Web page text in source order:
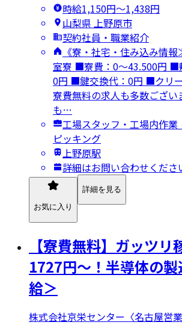
時給1,150円〜1,438円
山梨県 上野原市
契約社員・職業紹介
《寮・社宅・住み込み情
室寮 ■寮費：0～43.500円 ■
0円 ■鍵交換代：0円 ■クリ
寮費無料の求人も多数ござ
も…
工場スタッフ・工場内作業
ピッキング
上野原駅
詳細はお問い合わせくださ
お気に入り
詳細を見る
【寮費無料】ガッツ
1727円～！半導体の
給＞
株式会社京栄センター〈名古屋営業